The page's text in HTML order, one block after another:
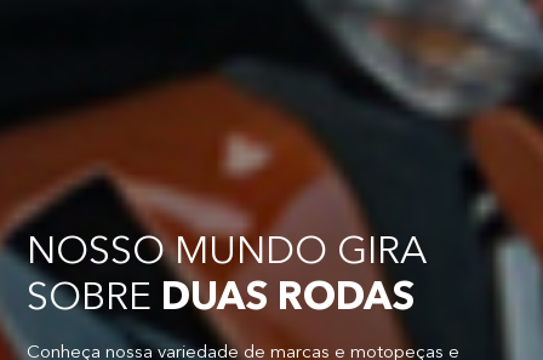
NOSSO MUNDO GIRA
SOBRE DUAS RODAS
Conheça nossa variedade de marcas e motopeças e